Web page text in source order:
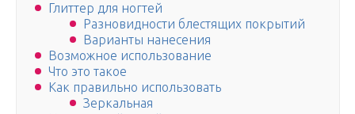
Глиттер для ногтей
Разновидности блестящих покрытий
Варианты нанесения
Возможное использование
Что это такое
Как правильно использовать
Зеркальная